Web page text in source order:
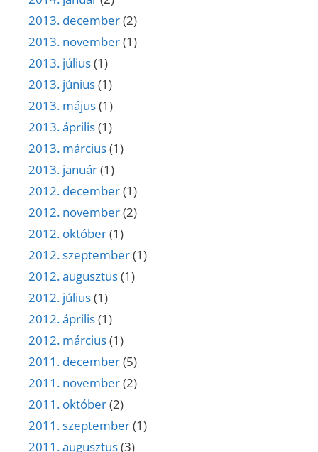
2013. december(2)
2013. november(1)
2013. július(1)
2013. június(1)
2013. május(1)
2013. április(1)
2013. március(1)
2013. január(1)
2012. december(1)
2012. november(2)
2012. október(1)
2012. szeptember(1)
2012. augusztus(1)
2012. július(1)
2012. április(1)
2012. március(1)
2011. december(5)
2011. november(2)
2011. október(2)
2011. szeptember(1)
2011. augusztus(3)